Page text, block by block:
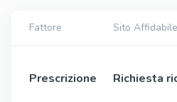
Fattore Sito Affidabile
Prescrizione Richiesta